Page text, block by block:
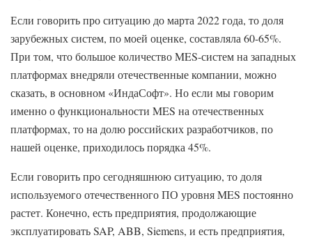
Если говорить про ситуацию до марта 2022 года, то доля
зарубежных систем, по моей оценке, составляла 60-65%.
При том, что большое количество MES-систем на западных
платформах внедряли отечественные компании, можно
сказать, в основном «ИндаСофт». Но если мы говорим
именно о функциональности MES на отечественных
платформах, то на долю российских разработчиков, по
нашей оценке, приходилось порядка 45%.
Если говорить про сегодняшнюю ситуацию, то доля
используемого отечественного ПО уровня MES постоянно
растет. Конечно, есть предприятия, продолжающие
эксплуатировать SAP, ABB, Siemens, и есть предприятия,